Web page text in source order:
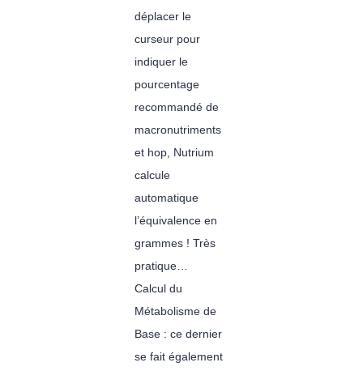
déplacer le
curseur pour
indiquer le
pourcentage
recommandé de
macronutriments
et hop, Nutrium
calcule
automatique
l’équivalence en
grammes ! Très
pratique…
Calcul du
Métabolisme de
Base : ce dernier
se fait également